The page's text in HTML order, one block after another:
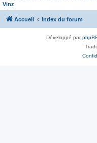
Vinz
Accueil Index du forum
Développé par